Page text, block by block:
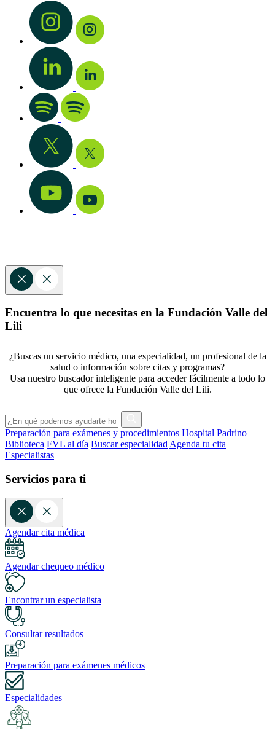
Encuentra lo que necesitas en la Fundación Valle del
Lili
¿Buscas un servicio médico, una especialidad, un profesional de la
salud o información sobre citas y programas?
Usa nuestro buscador inteligente para acceder fácilmente a todo lo
que ofrece la Fundación Valle del Lili.
Preparación para exámenes y procedimientos Hospital Padrino
Biblioteca FVL al día Buscar especialidad Agenda tu cita
Especialistas
Servicios para ti
Agendar cita médica
Agendar chequeo médico
Encontrar un especialista
Consultar resultados
Preparación para exámenes médicos
Especialidades